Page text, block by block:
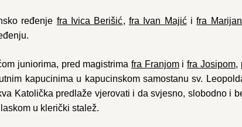
ređenje fra Ivica Berišić, fra Ivan Majićifra
juniorima, pred magistrima fra Franjomifra Josipom,
kapucinima u kapucinskom samostanu sv.
Katolička predlaže vjerovati i da svjesno, slobodno i
u klerički stalež.